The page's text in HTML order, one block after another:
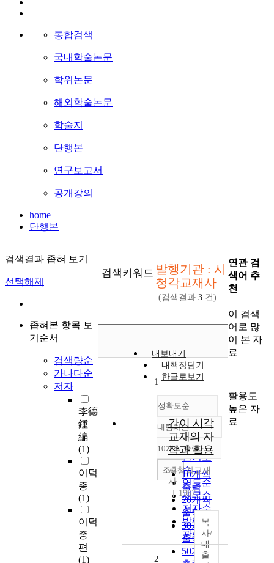
통합검색
국내학술논문
학위논문
해외학술논문
학술지
단행본
연구보고서
공개강의
home
단행본
검색결과 좁혀 보기
선택해제
좁혀본 항목 보
기순서
검색량순
가나다순
저자
李德
鍾
編
(1)
이덕
종
(1)
이덕
종
편
(1)
검색키워드 발행기관 : 시
청각교재사
(검색결과 3 건)
내보내기
내책장담기
한글로보기
정확도순
정확도
순
인기도
순
연도순
제목순
저자순
발행기
관순
내림차순
내림차순
10개씩 출력
10개씩
출력
20개씩
출력
30개씩
출력
50개씩
조회
1
간이 시각
교재의 자
작과 활용
시청각교재
사
1967
복
사/
대
출
2
연관 검
색어 추
천
이 검색
어로 많
이 본 자
료
활용도
높은 자
료